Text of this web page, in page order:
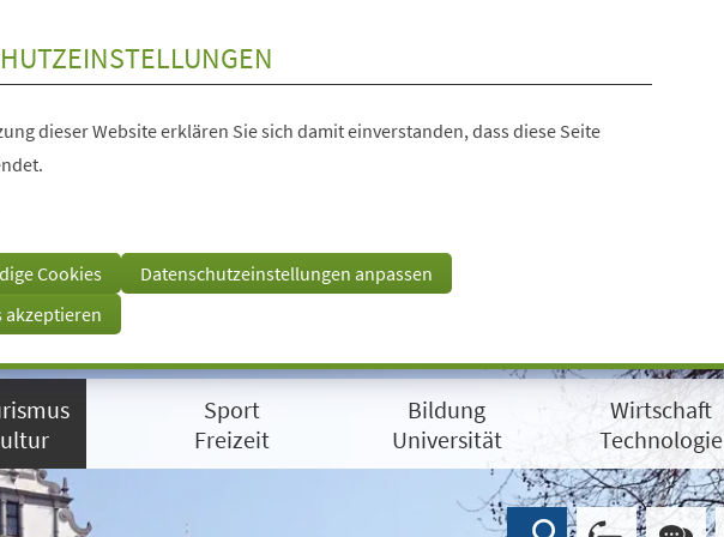
dieser Website erklären Sie sich damit einverstanden, dass diese Seite
Cookies
Datenschutzeinstellungen anpassen
akzeptieren
Sport
Freizeit
Bildung
Universität
Wirtschaft
Technologie